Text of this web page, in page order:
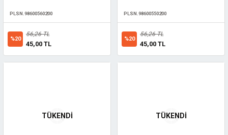
PLSN.98600560200
%20
56,26 TL
45,00 TL
PLSN.98600550200
%20
56,26 TL
45,00 TL
TÜKENDİ TÜKENDİ